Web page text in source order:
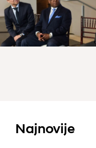
Najnovije